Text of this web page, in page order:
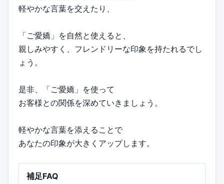
軽やかな言葉を交えたり、
「ご愛嬌」を自然と使えると、
親しみやすく、フレンドリーな印象を持たれるでし
ょう。
是非、「ご愛嬌」を使って
お客様との関係を深めていきましょう。
軽やかな言葉を添えることで
あなたの印象が大きくアップします。
補足FAQ